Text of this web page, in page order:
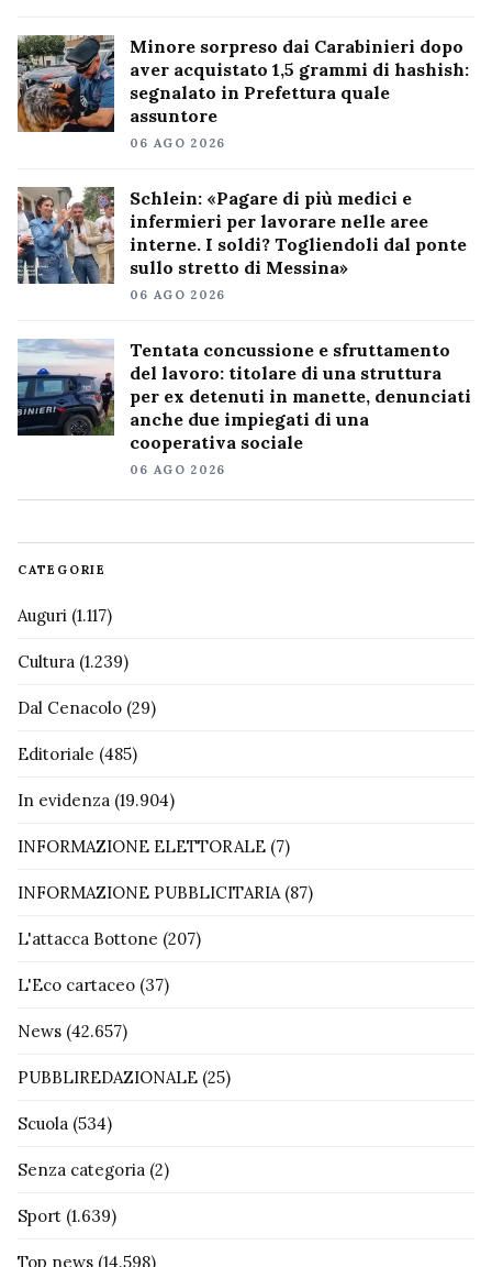
Minore sorpreso dai Carabinieri dopo
aver acquistato 1,5 grammi di hashish:
segnalato in Prefettura quale
assuntore
06 AGO 2026
Schlein: «Pagare di più medici e
infermieri per lavorare nelle aree
interne. I soldi? Togliendoli dal ponte
sullo stretto di Messina»
06 AGO 2026
Tentata concussione e sfruttamento
del lavoro: titolare di una struttura
per ex detenuti in manette, denunciati
anche due impiegati di una
cooperativa sociale
06 AGO 2026
CATEGORIE
Auguri (1.117)
Cultura (1.239)
Dal Cenacolo (29)
Editoriale (485)
In evidenza (19.904)
INFORMAZIONE ELETTORALE (7)
INFORMAZIONE PUBBLICITARIA(87)
L'attacca Bottone (207)
L'Eco cartaceo (37)
News (42.657)
PUBBLIREDAZIONALE (25)
Scuola (534)
Senza categoria (2)
Sport (1.639)
Top news (14.598)